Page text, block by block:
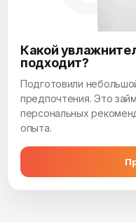
Какой
подходит?
Подготовили
предпочтения. Это
персональных
опыта.